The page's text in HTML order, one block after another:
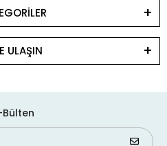
ULAŞIN
Bülten